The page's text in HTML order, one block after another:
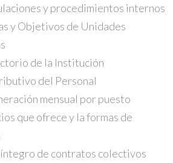
y procedimientos internos
y Objetivos de Unidades
de la Institución
del Personal
mensual por puesto
que ofrece y la formas de
de contratos colectivos